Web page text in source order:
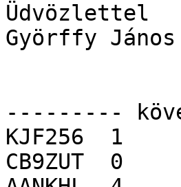
Üdvözlettel
Györffy János
---------
KJF256	1
CB9ZUT	0